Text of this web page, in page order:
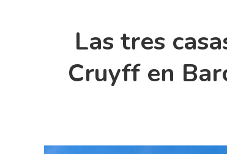
Las tres
Cruyff en